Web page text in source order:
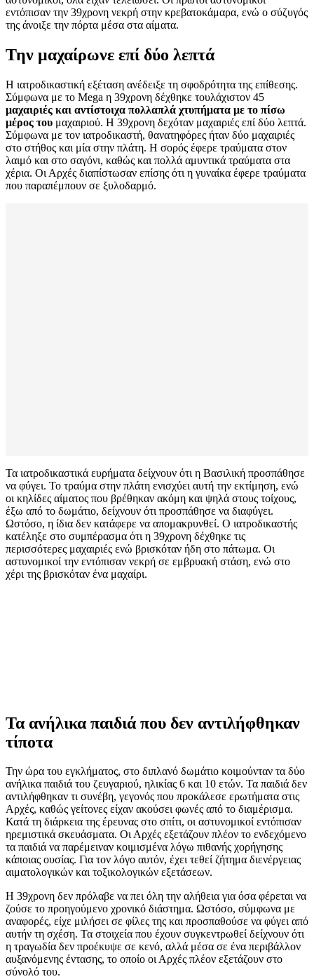
εντόπισαν την 39χρονη νεκρή στην κρεβατοκάμαρα, ενώ ο σύζυγός
της άνοιξε την πόρτα μέσα στα αίματα.
Την μαχαίρωνε επί δύο λεπτά
Η ιατροδικαστική εξέταση ανέδειξε τη σφοδρότητα της επίθεσης.
Σύμφωνα με το Mega η 39χρονη δέχθηκε τουλάχιστον 45
μαχαιριές και αντίστοιχα πολλαπλά χτυπήματα με το πίσω
μέρος του μαχαιριού. Η 39χρονη δεχόταν μαχαιριές επί δύο λεπτά.
Σύμφωνα με τον ιατροδικαστή, θανατηφόρες ήταν δύο μαχαιριές
στο στήθος και μία στην πλάτη. Η σορός έφερε τραύματα στον
λαιμό και στο σαγόνι, καθώς και πολλά αμυντικά τραύματα στα
χέρια. Οι Αρχές διαπίστωσαν επίσης ότι η γυναίκα έφερε τραύματα
που παραπέμπουν σε ξυλοδαρμό.
Τα ιατροδικαστικά ευρήματα δείχνουν ότι η Βασιλική προσπάθησε
να φύγει. Το τραύμα στην πλάτη ενισχύει αυτή την εκτίμηση, ενώ
οι κηλίδες αίματος που βρέθηκαν ακόμη και ψηλά στους τοίχους,
έξω από το δωμάτιο, δείχνουν ότι προσπάθησε να διαφύγει.
Ωστόσο, η ίδια δεν κατάφερε να απομακρυνθεί. Ο ιατροδικαστής
κατέληξε στο συμπέρασμα ότι η 39χρονη δέχθηκε τις
περισσότερες μαχαιριές ενώ βρισκόταν ήδη στο πάτωμα. Οι
αστυνομικοί την εντόπισαν νεκρή σε εμβρυακή στάση, ενώ στο
χέρι της βρισκόταν ένα μαχαίρι.
Τα ανήλικα παιδιά που δεν αντιλήφθηκαν
τίποτα
Την ώρα του εγκλήματος, στο διπλανό δωμάτιο κοιμούνταν τα δύο
ανήλικα παιδιά του ζευγαριού, ηλικίας 6 και 10 ετών. Τα παιδιά δεν
αντιλήφθηκαν τι συνέβη, γεγονός που προκάλεσε ερωτήματα στις
Αρχές, καθώς γείτονες είχαν ακούσει φωνές από το διαμέρισμα.
Κατά τη διάρκεια της έρευνας στο σπίτι, οι αστυνομικοί εντόπισαν
ηρεμιστικά σκευάσματα. Οι Αρχές εξετάζουν πλέον το ενδεχόμενο
τα παιδιά να παρέμειναν κοιμισμένα λόγω πιθανής χορήγησης
κάποιας ουσίας. Για τον λόγο αυτόν, έχει τεθεί ζήτημα διενέργειας
αιματολογικών και τοξικολογικών εξετάσεων.
Η 39χρονη δεν πρόλαβε να πει όλη την αλήθεια για όσα φέρεται να
ζούσε το προηγούμενο χρονικό διάστημα. Ωστόσο, σύμφωνα με
αναφορές, είχε μιλήσει σε φίλες της και προσπαθούσε να φύγει από
αυτήν τη σχέση. Τα στοιχεία που έχουν συγκεντρωθεί δείχνουν ότι
η τραγωδία δεν προέκυψε σε κενό, αλλά μέσα σε ένα περιβάλλον
αυξανόμενης έντασης, το οποίο οι Αρχές πλέον εξετάζουν στο
σύνολό του.